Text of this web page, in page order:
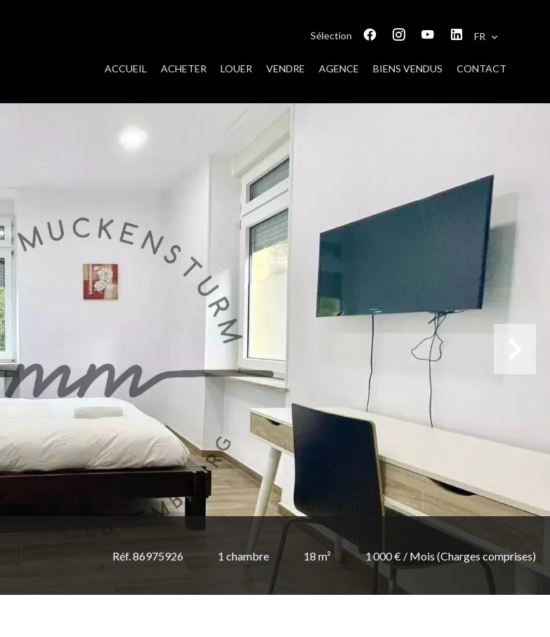
Sélection FR
ACCUEIL ACHETER LOUER VENDRE AGENCE BIENS VENDUS CONTACT
Réf. 86975926 1 chambre 18 m² 1 000 € / Mois (Charges comprises)